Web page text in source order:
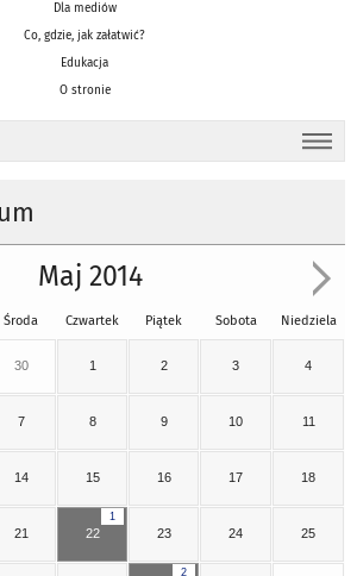
Dla mediów
Co, gdzie, jak załatwić?
Edukacja
O stronie
Maj 2014
Środa Czwartek Piątek Sobota Niedziela
30 1 2 3 4
7 8 9 10 11
14 15 16 17 18
21
1
22 23 24 25
2